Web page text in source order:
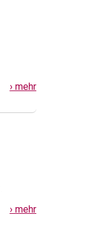
› mehr
› mehr